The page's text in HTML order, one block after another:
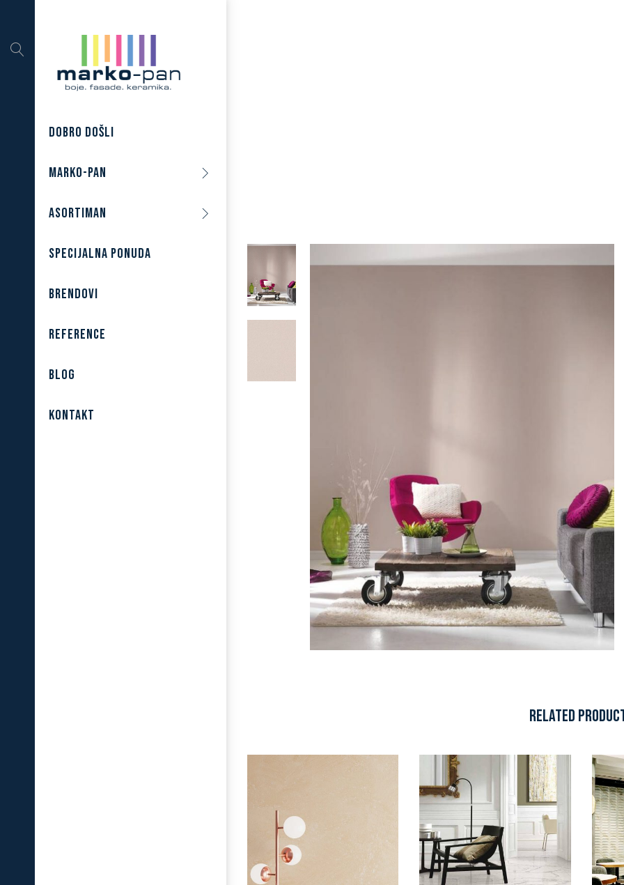
DOBRO DOŠLI
MARKO-PAN
ASORTIMAN
SPECIJALNA PONUDA
BRENDOVI
REFERENCE
BLOG
KONTAKT
RELATED